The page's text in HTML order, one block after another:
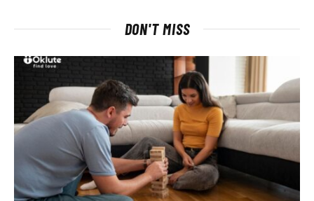
DON'T MISS